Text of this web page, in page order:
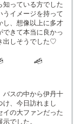
知っている方でした
うイメージを持って
し、想像以上に多才
できて本当に良かっ
出しそうでした♡
バスの中から伊丹十
け、今日訪れまし
イの大ファンだった
でした。